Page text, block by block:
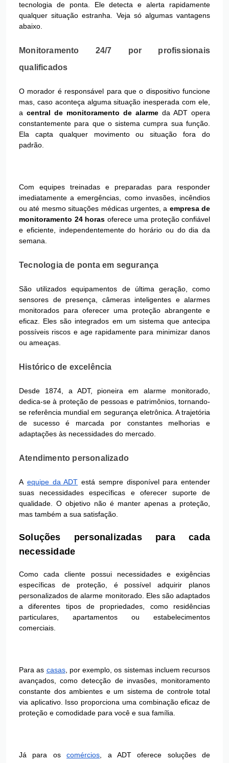
tecnologia de ponta. Ele detecta e alerta rapidamente
qualquer situação estranha. Veja só algumas vantagens
abaixo.
Monitoramento 24/7 por profissionais
qualificados
O morador é responsável para que o dispositivo funcione
mas, caso aconteça alguma situação inesperada com ele,
a central de monitoramento de alarme da ADT opera
constantemente para que o sistema cumpra sua função.
Ela capta qualquer movimento ou situação fora do
padrão.
Com equipes treinadas e preparadas para responder
imediatamente a emergências, como invasões, incêndios
ou até mesmo situações médicas urgentes, a empresa de
monitoramento 24 horas oferece uma proteção confiável
e eficiente, independentemente do horário ou do dia da
semana.
Tecnologia de ponta em segurança
São utilizados equipamentos de última geração, como
sensores de presença, câmeras inteligentes e alarmes
monitorados para oferecer uma proteção abrangente e
eficaz. Eles são integrados em um sistema que antecipa
possíveis riscos e age rapidamente para minimizar danos
ou ameaças.
Histórico de excelência
Desde 1874, a ADT, pioneira em alarme monitorado,
dedica-se à proteção de pessoas e patrimônios, tornando-
se referência mundial em segurança eletrônica. A trajetória
de sucesso é marcada por constantes melhorias e
adaptações às necessidades do mercado.
Atendimento personalizado
A equipe da ADT está sempre disponível para entender
suas necessidades específicas e oferecer suporte de
qualidade. O objetivo não é manter apenas a proteção,
mas também a sua satisfação.
Soluções personalizadas para cada
necessidade
Como cada cliente possui necessidades e exigências
específicas de proteção, é possível adquirir planos
personalizados de alarme monitorado. Eles são adaptados
a diferentes tipos de propriedades, como residências
particulares, apartamentos ou estabelecimentos
comerciais.
Para as casas, por exemplo, os sistemas incluem recursos
avançados, como detecção de invasões, monitoramento
constante dos ambientes e um sistema de controle total
via aplicativo. Isso proporciona uma combinação eficaz de
proteção e comodidade para você e sua família.
Já para oscomércios, a ADT oferece soluções de